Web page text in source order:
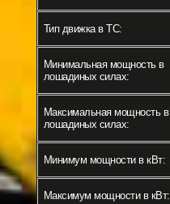
Тип движка в ТС:
Минимальная мощность в
лошадиных силах:
Максимальная мощность в
лошадиных силах:
Минимум мощности в кВт:
Максимум мощности в кВт: